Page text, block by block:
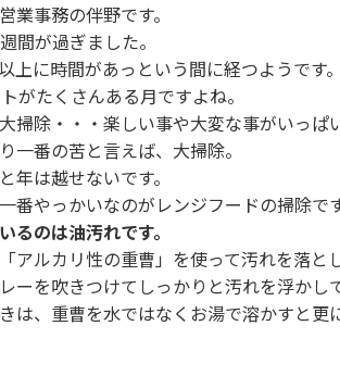
業事務の伴野です。
間が過ぎました。
上に時間があっという間に経つようです。
がたくさんある月ですよね。
掃除・・・楽しい事や大変な事がいっぱ
一番の苦と言えば、大掃除。
年は越せないです。
番やっかいなのがレンジフードの掃除です
るのは油汚れです。
ルカリ性の重曹」を使って汚れを落とし
ーを吹きつけてしっかりと汚れを浮かし
は、重曹を水ではなくお湯で溶かすと更